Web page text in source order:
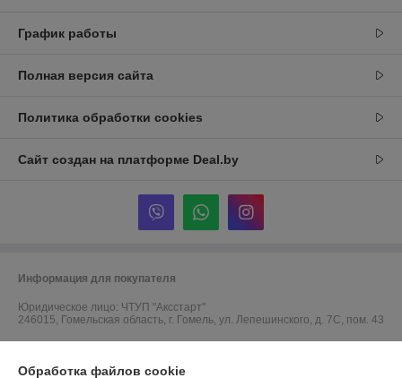
График работы
Полная версия сайта
Политика обработки cookies
Сайт создан на платформе Deal.by
Информация для покупателя
Юридическое лицо: ЧТУП "Аксстарт"
246015, Гомельская область, г. Гомель, ул. Лепешинского, д. 7С, пом. 43
Обработка файлов cookie